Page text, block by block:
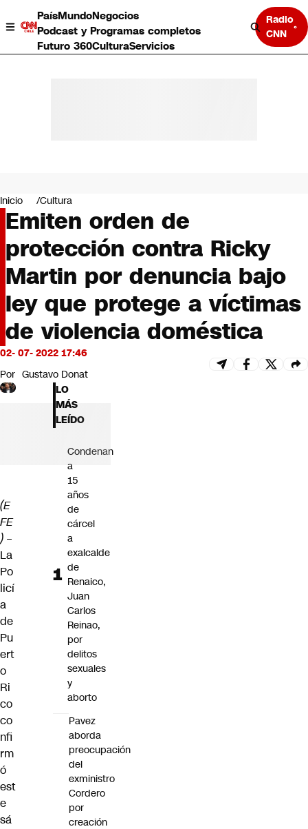
PaísMundoNegocios
Podcast y Programas completos
Futuro 360CulturaServicios
Radio
CNN
Negocios
Deportes
Programas completos
Cultura
Servicios
Bits
CNN tiempo
Futuro 360
Opinión
Inicio Cultura
Emiten orden de
protección contra Ricky
Martin por denuncia bajo
ley que protege a víctimas
de violencia doméstica
02- 07- 2022 17:46
Por Gustavo Donat
(E
FE
) –
La
Po
licí
a
de
Pu
ert
o
Ri
co
co
nfi
rm
ó
est
e
sá
LO
MÁS
LEÍDO
Condenan
a
15
años
de
cárcel
a
exalcalde
de
Renaico,
Juan
Carlos
Reinao,
por
delitos
sexuales
y
aborto
Pavez
aborda
preocupación
del
exministro
Cordero
por
creación